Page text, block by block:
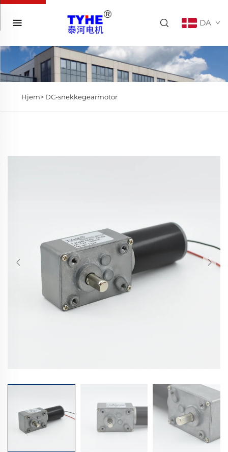
DA
Hjem> DC-snekkegearmotor